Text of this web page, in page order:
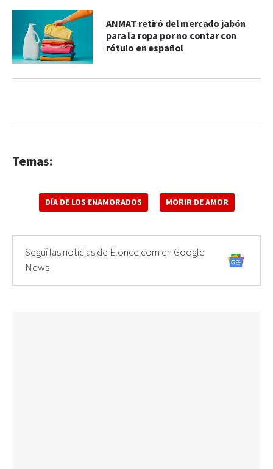
ANMAT retiró del mercado jabón
para la ropa por no contar con
rótulo en español
Temas:
DÍA DE LOS ENAMORADOS MORIR DE AMOR
Seguí las noticias de Elonce.com en Google
News